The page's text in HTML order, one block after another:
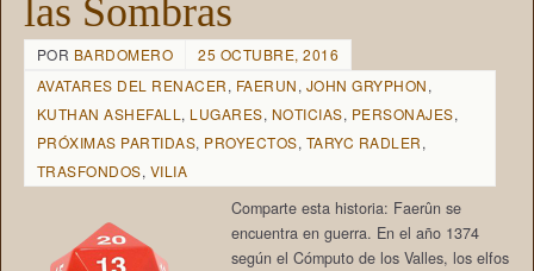
las Sombras
POR BARDOMERO
25 OCTUBRE, 2016
AVATARES DEL RENACER, FAERUN, JOHN GRYPHON,
KUTHAN ASHEFALL, LUGARES, NOTICIAS, PERSONAJES,
PRÓXIMAS PARTIDAS, PROYECTOS, TARYC RADLER,
TRASFONDOS, VILIA
Comparte esta historia: Faerûn se
encuentra en guerra. En el año 1374
según el Cómputo de los Valles, los elfos